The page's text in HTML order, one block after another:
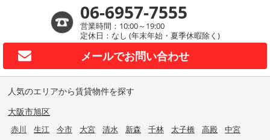
06-6957-7555
営業時間：10:00～19:00
定休日：なし (年末年始・夏季休暇除く)
メールでお問い合わせ
人気のエリアから賃貸物件を探す
大阪市旭区
赤川 生江 今市 大宮 清水 新森 千林 太子橋 高殿
中宮